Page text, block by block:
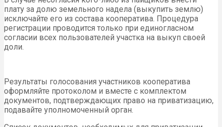
плату за долю земельного надела (выкупить землю)
исключайте его из состава кооператива. Процедура
регистрации проводится только при единогласном
согласии всех пользователей участка на выкуп своей
доли.
Результаты голосования участников кооператива
оформляйте протоколом и вместе с комплектом
документов, подтверждающих право на приватизацию,
подавайте уполномоченный орган.